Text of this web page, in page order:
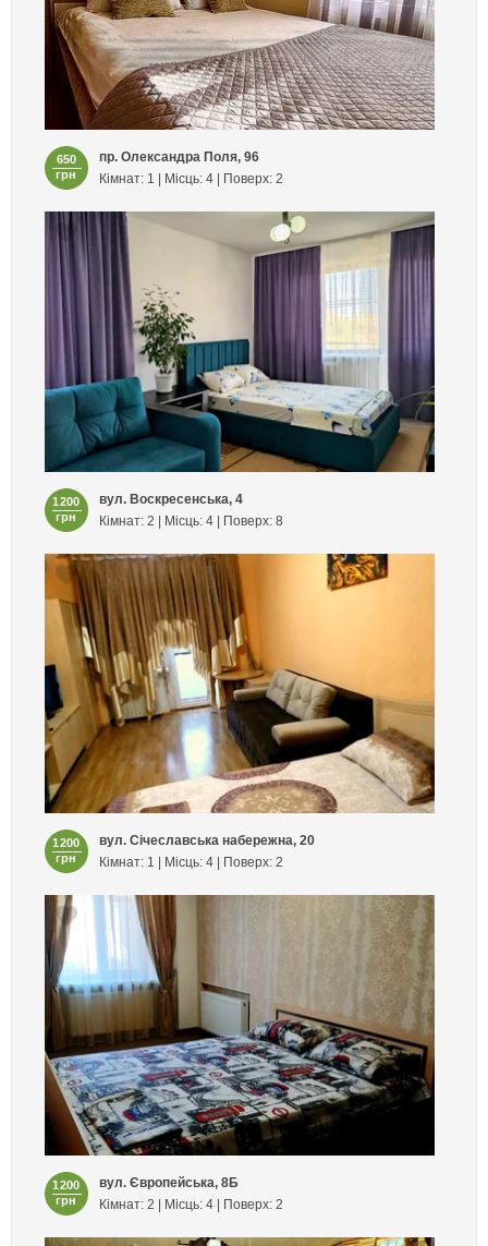
650
грн
пр. Олександра Поля, 96
Кімнат: 1 | Місць: 4 | Поверх: 2
1200
грн
вул. Воскресенська, 4
Кімнат: 2 | Місць: 4 | Поверх: 8
1200
грн
вул. Січеславська набережна, 20
Кімнат: 1 | Місць: 4 | Поверх: 2
1200
грн
вул. Європейська, 8Б
Кімнат: 2 | Місць: 4 | Поверх: 2